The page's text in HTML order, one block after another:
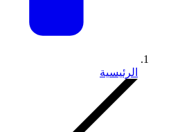
الرئيسية